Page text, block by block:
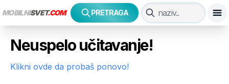
MOBILNISVET.COM PRETRAGA
Neuspelo učitavanje!
Klikni ovde da probaš ponovo!